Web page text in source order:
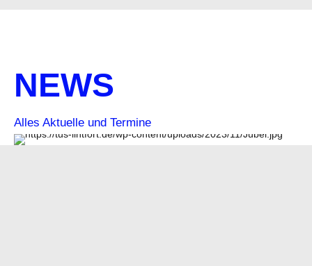
NEWS
Alles Aktuelle und Termine